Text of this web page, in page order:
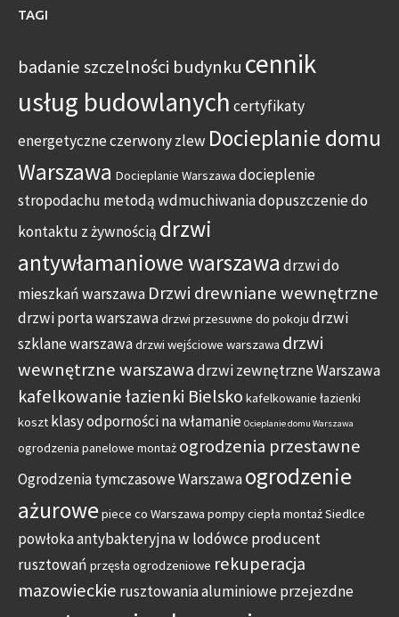
TAGI
badanie szczelności budynku cennik
usług budowlanych certyfikaty
energetyczneczerwony zlew Docieplanie domu
Warszawa Docieplanie Warszawa docieplenie
stropodachu metodą wdmuchiwaniadopuszczenie do
kontaktu z żywnością drzwi
antywłamaniowe warszawa drzwi do
mieszkań warszawa Drzwi drewniane wewnętrzne
drzwi porta warszawadrzwi przesuwne do pokoju drzwi
szklane warszawadrzwi wejściowe warszawa drzwi
wewnętrzne warszawadrzwi zewnętrzne Warszawa
kafelkowanie łazienki Bielsko kafelkowanie łazienki
koszt klasy odporności na włamanie Ocieplanie domu Warszawa
ogrodzenia panelowe montaż ogrodzenia przestawne
Ogrodzenia tymczasowe Warszawaogrodzenie
ażurowepiece co Warszawa pompy ciepła montaż Siedlce
powłoka antybakteryjna w lodówceproducent
rusztowań przęsła ogrodzeniowe rekuperacja
mazowieckie rusztowania aluminiowe przejezdne